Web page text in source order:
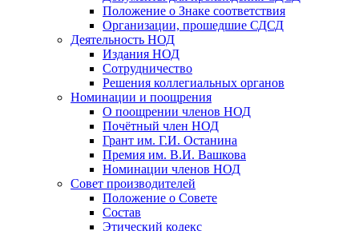
Положение о Знаке соответствия
Организации, прошедшие СДСД
Деятельность НОД
Издания НОД
Сотрудничество
Решения коллегиальных органов
Номинации и поощрения
О поощрении членов НОД
Почётный член НОД
Грант им. Г.И. Останина
Премия им. В.И. Вашкова
Номинации членов НОД
Совет производителей
Положение о Совете
Состав
Этический кодекс